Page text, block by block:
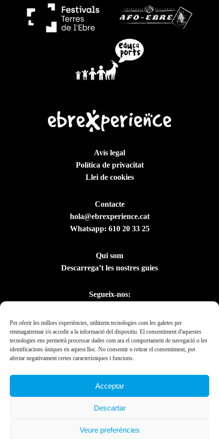
Per oferir les millors experiències, utilitzem tecnologies com les galetes per
emmagatzemar i/o accedir a la informació del dispositiu. El consentiment d'aquestes
tecnologies ens permetrà processar dades com ara el comportament de navegació o les
identificacions úniques en aquest lloc. No consentir o retirar el consentiment, pot
afectar negativament certes característiques i funcions.
Acceptar
Descartar
Veure preferències
Avís legal
Política de privacitat
Llei de cookies
Contacte
hola@ebrexperience.cat
Whatsapp: 610 20 33 25
Qui som
Descarrega’t les nostres guies
Segueix-nos:
Presidència